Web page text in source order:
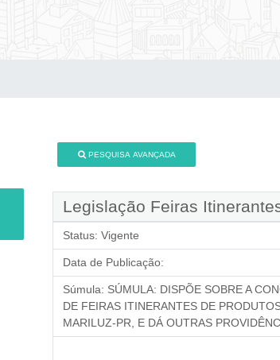
PESQUISA AVANÇADA
Legislação Feiras
Status: Vigente
Data de Publicação:
Súmula: SÚMULA: DISPÕE SOBRE A
DE FEIRAS ITINERANTES DE
MARILUZ-PR, E DÁ OUTRAS